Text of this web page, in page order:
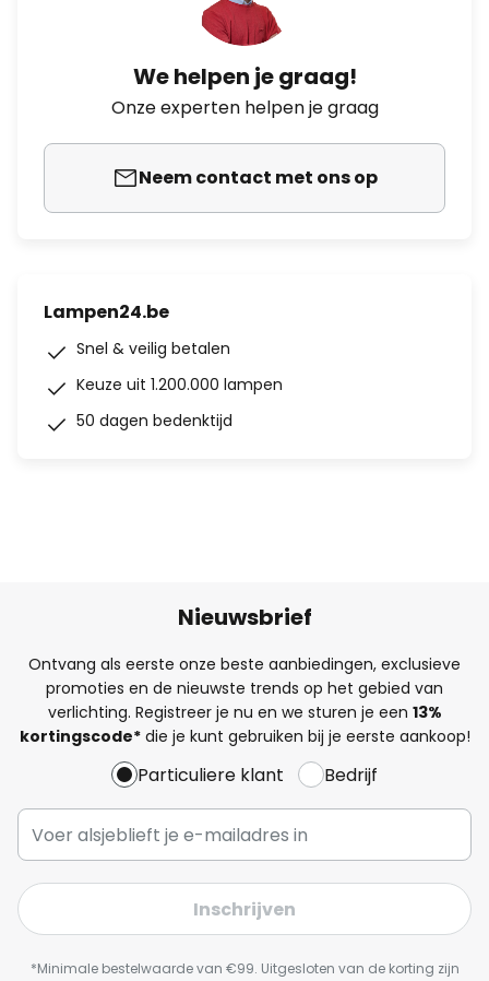
We helpen je graag!
Onze experten helpen je graag
Neem contact met ons op
Lampen24.be
Snel & veilig betalen
Keuze uit 1.200.000 lampen
50 dagen bedenktijd
Nieuwsbrief
Ontvang als eerste onze beste aanbiedingen, exclusieve
promoties en de nieuwste trends op het gebied van
verlichting. Registreer je nu en we sturen je een 13%
kortingscode*die je kunt gebruiken bij je eerste aankoop!
Particuliere klant Bedrijf
Inschrijven
*Minimale bestelwaarde van €99. Uitgesloten van de korting zijn